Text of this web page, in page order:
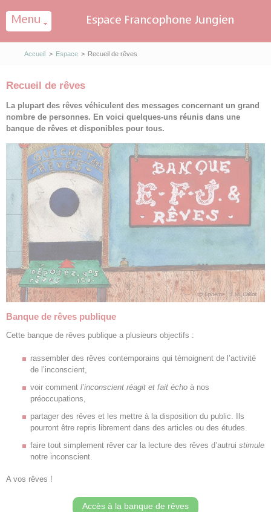
Accueil > Espace > Recueil de rêves
Recueil de rêves
La plupart des rêves véhiculent des messages concernant un grand
nombre de personnes. En voici quelques-uns réunis dans une
banque de rêves et disponibles pour tous.
Banque de rêves publique
Cette banque de rêves publique a plusieurs objectifs :
rassembler des rêves contemporains qui témoignent de l’activité
de l’inconscient,
voir comment l’inconscient réagit et fait écho à nos
préoccupations,
partager des rêves et les mettre à la disposition du public. Ils
pourront être repris librement dans des articles ou des études.
faire tout simplement rêver car la lecture des rêves d’autrui stimule
notre inconscient.
A vos rêves !
Accès à la banque de rêves